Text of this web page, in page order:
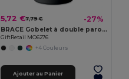
5,72 €7,79 € -27%
BRACE Gobelet à double paroi 350 ml
GiftRetail MO6276
+4 Couleurs
Ajouter au Panier